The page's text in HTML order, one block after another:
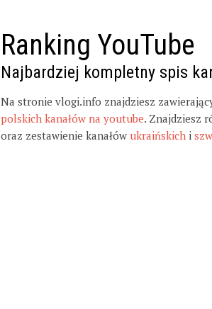
Ranking YouTube
Najbardziej kompletny spis
Na stronie vlogi.info znajdziesz
polskich kanałów na youtube. Znajdziesz
oraz zestawienie kanałów ukraińskich i